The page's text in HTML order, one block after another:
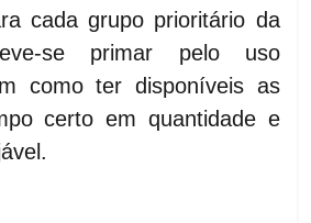
cada grupo prioritário da
se primar pelo uso
como ter disponíveis as
certo em quantidade e